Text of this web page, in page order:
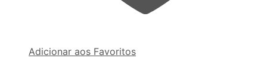
Adicionar aos Favoritos